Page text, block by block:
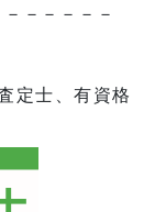
－－－－－
定士、有資格